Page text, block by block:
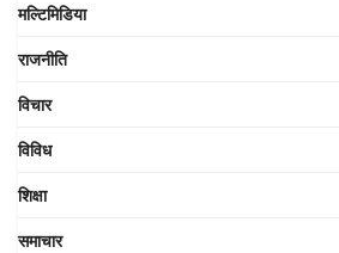
मल्टिमिडिया
राजनीति
विचार
विविध
शिक्षा
समाचार